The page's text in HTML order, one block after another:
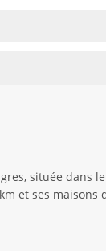
située dans
et ses maisons